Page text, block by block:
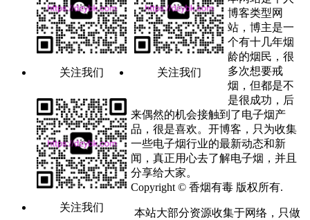
关注我们 关注我们
关注我们
博客类型网
站，博主是一
个有十几年烟
龄的烟民，很
多次想要戒
烟，但都是不
是很成功，后
来偶然的机会接触到了电子烟产
品，很是喜欢。开博客，只为收集
一些电子烟行业的最新动态和新
闻，真正用心去了解电子烟，并且
分享给大家。
Copyright © 香烟有毒 版权所有.
本站大部分资源收集于网络，只做